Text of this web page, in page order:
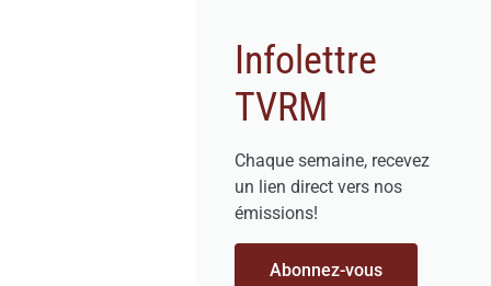
Infolettre
TVRM
Chaque semaine, recevez
un lien direct vers nos
émissions!
Abonnez-vous